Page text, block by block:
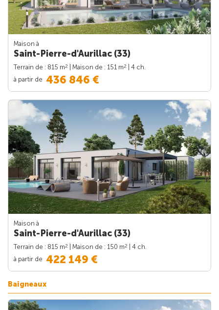
Maison à
Saint-Pierre-d'Aurillac (33)
Terrain de : 815 m2 | Maison de : 151 m2
| 4 ch.
à partir de 436 846 €
Maison à
Saint-Pierre-d'Aurillac (33)
Terrain de : 815 m2 | Maison de : 150 m2
| 4 ch.
à partir de 422 149 €
Baigneaux